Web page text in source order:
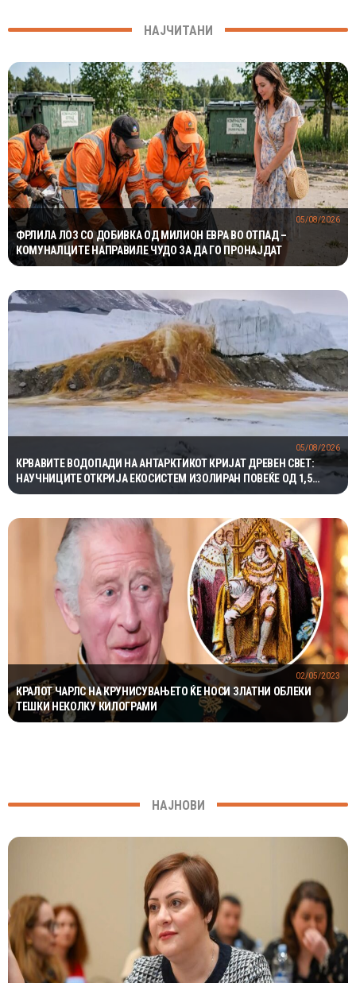
НАЈЧИТАНИ
ФРЛИЛА ЛОЗ СО ДОБИВКА ОД МИЛИОН ЕВРА ВО ОТПАД –
КОМУНАЛЦИТЕ НАПРАВИЛЕ ЧУДО ЗА ДА ГО ПРОНАЈДАТ
05/08/2026
КРВАВИТЕ ВОДОПАДИ НА АНТАРКТИКОТ КРИЈАТ ДРЕВЕН СВЕТ:
НАУЧНИЦИТЕ ОТКРИЈА ЕКОСИСТЕМ ИЗОЛИРАН ПОВЕЌЕ ОД 1,5
МИЛИОНИ ГОДИНИ
05/08/2026
КРАЛОТ ЧАРЛС НА КРУНИСУВАЊЕТО ЌЕ НОСИ ЗЛАТНИ ОБЛЕКИ
ТЕШКИ НЕКОЛКУ КИЛОГРАМИ
02/05/2023
НАЈНОВИ